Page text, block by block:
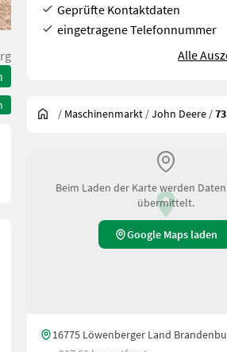
Geprüfte Kontaktdaten
eingetragene Telefonnummer
Alle
/ Maschinenmarkt /John Deere /
Beim Laden der Karte werden
übermittelt.
Google Maps laden
16775 Löwenberger Land